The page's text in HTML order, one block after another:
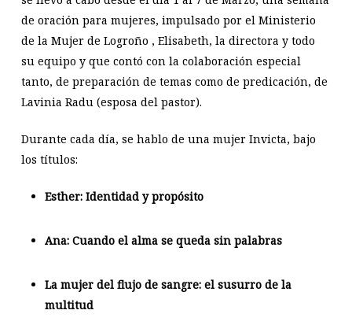
de oración para mujeres, impulsado por el Ministerio
de la Mujer de Logroño , Elisabeth, la directora y todo
su equipo y que contó con la colaboración especial
tanto, de preparación de temas como de predicación, de
Lavinia Radu (esposa del pastor).
Durante cada día, se hablo de una mujer Invicta, bajo
los títulos:
Esther: Identidad y propósito
Ana: Cuando el alma se queda sin palabras
La mujer del flujo de sangre: el susurro de la
multitud